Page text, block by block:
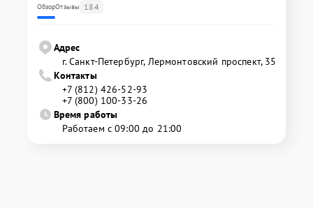
ОбзорОтзывы 184
Адрес
г. Санкт-Петербург, Лермонтовский проспект, 35
Контакты
+7 (812) 426-52-93
+7 (800) 100-33-26
Время работы
Работаем с 09:00 до 21:00